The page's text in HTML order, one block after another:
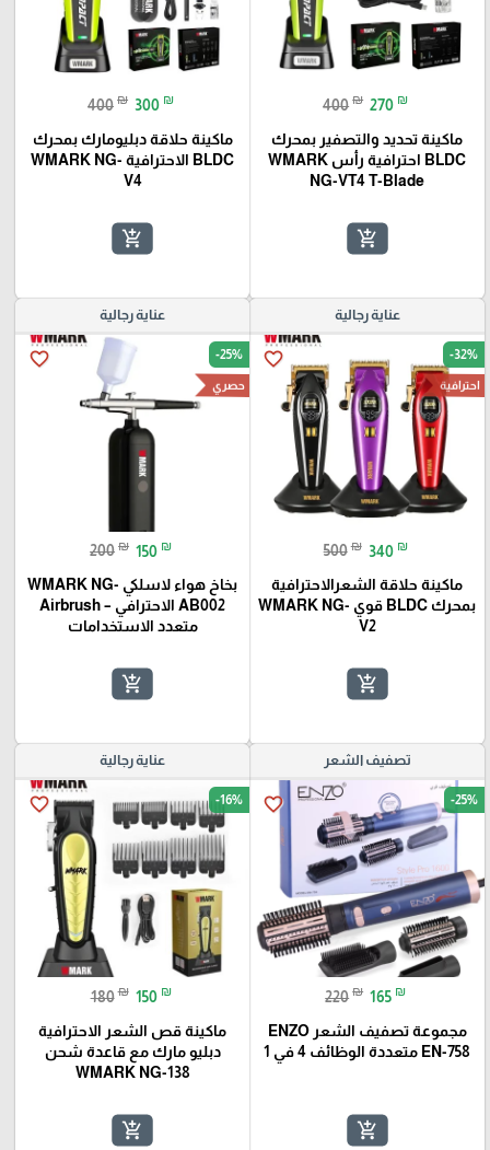
400 ₪ 270 ₪
ماكينة تحديد والتصفير بمحرك
BLDC احترافية رأس WMARK
NG-VT4 T-Blade
add_shopping_cart
400 ₪ 300 ₪
ماكينة حلاقة دبليومارك بمحرك
BLDC الاحترافية WMARK NG-
V4
add_shopping_cart
عناية رجالية
favorite_border -32%
احترافية
500 ₪ 340 ₪
ماكينة حلاقة الشعرالاحترافية
بمحرك BLDC قوي WMARK NG-
V2
add_shopping_cart
عناية رجالية
favorite_border -25%
حصري
200 ₪ 150 ₪
بخاخ هواء لاسلكي WMARK NG-
AB002 الاحترافي – Airbrush
متعدد الاستخدامات
add_shopping_cart
تصفيف الشعر
favorite_border -25%
220 ₪ 165 ₪
مجموعة تصفيف الشعر ENZO
EN-758 متعددة الوظائف 4 في 1
add_shopping_cart
عناية رجالية
favorite_border -16%
180 ₪ 150 ₪
ماكينة قص الشعر الاحترافية
دبليو مارك مع قاعدة شحن
WMARK NG-138
add_shopping_cart